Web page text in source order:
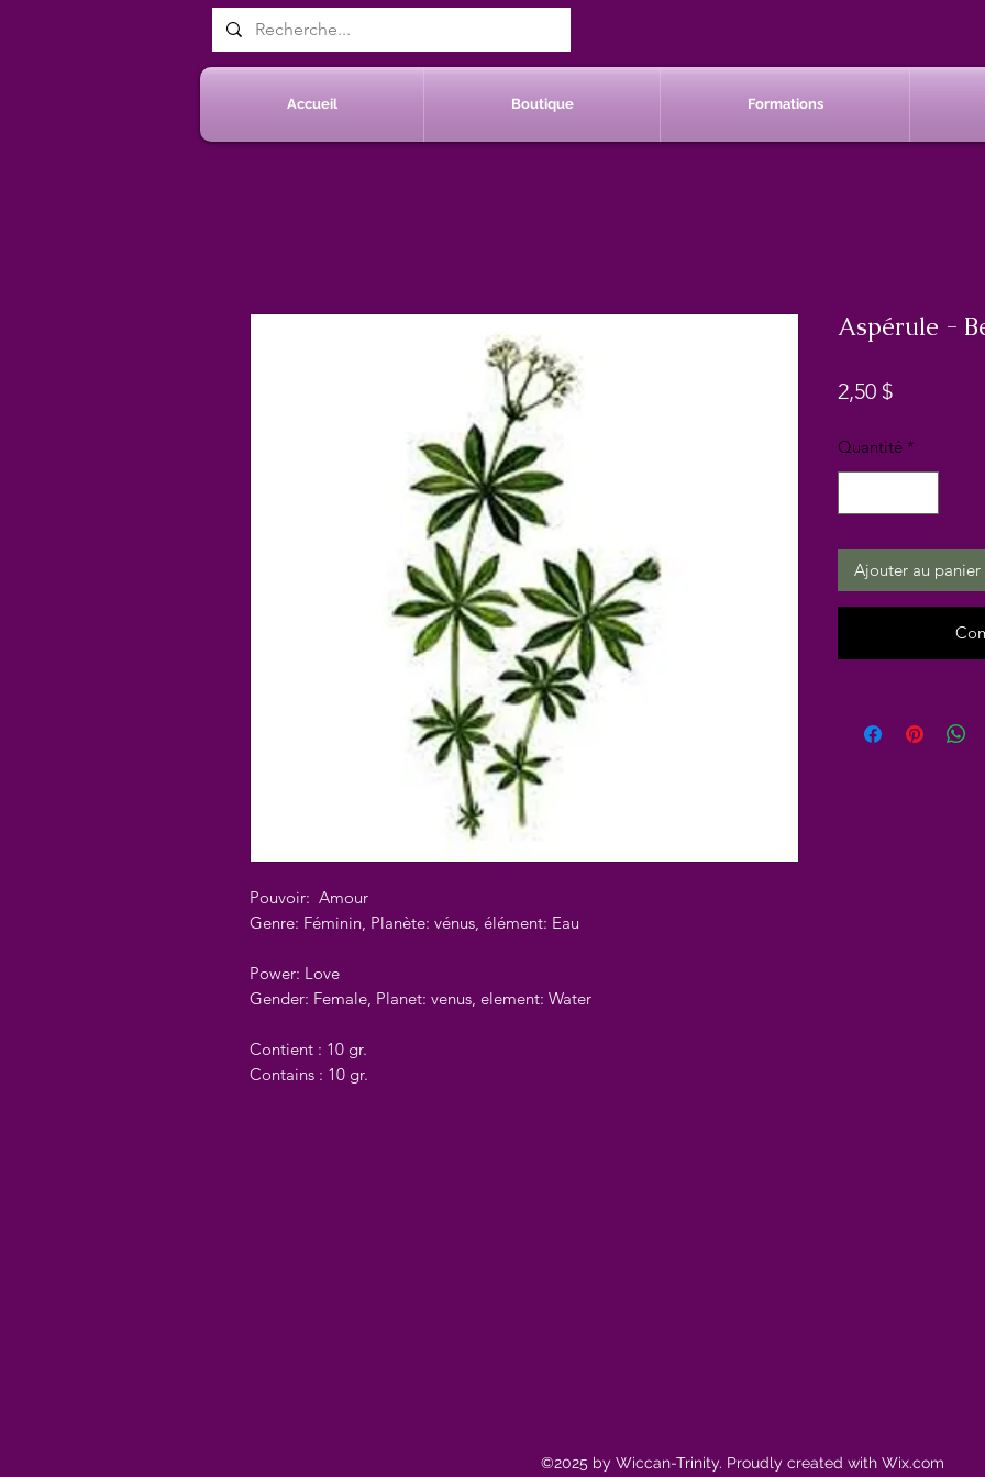
Accueil Boutique Formations
Pouvoir: Amour
Genre: Féminin, Planète: vénus, élément: Eau
Power: Love
Gender: Female, Planet: venus, element: Water
Contient : 10 gr.
Contains : 10 gr.
Aspérule -
2,50 $Prix
Quantité *
Ajouter au panier
©2025 by Wiccan-Trinity. Proudly created with Wix.com